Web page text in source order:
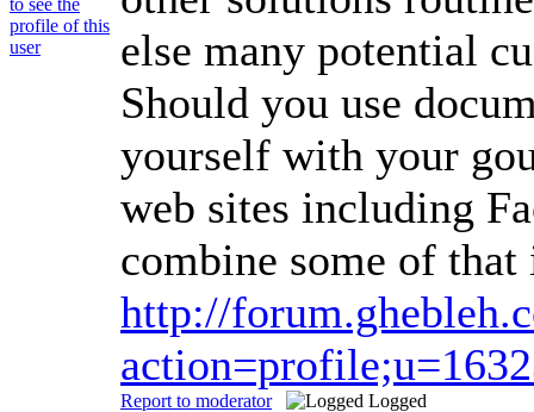
else many potential
Should you use
yourself with your
web sites including
combine some of
http://
Report to moderator Logged